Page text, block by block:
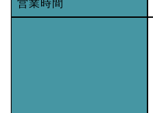
営業時間